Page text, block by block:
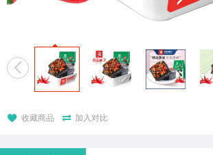

 收藏商品  加入对比